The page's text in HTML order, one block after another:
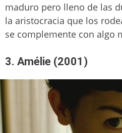
maduro pero lleno de las
la aristocracia que los
se complemente con algo
3. Amélie (2001)